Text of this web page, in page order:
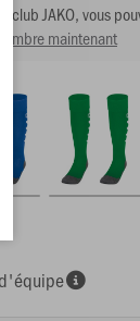
club JAKO, vous
maintenant